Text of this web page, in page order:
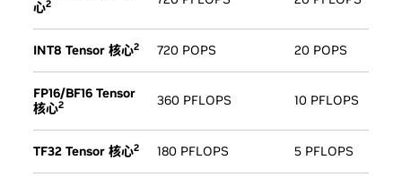
心2
INT8 Tensor 核心2 720 POPS 20 POPS
FP16/BF16 Tensor
核心2 360 PFLOPS 10 PFLOPS
TF32 Tensor 核心2 180 PFLOPS 5 PFLOPS